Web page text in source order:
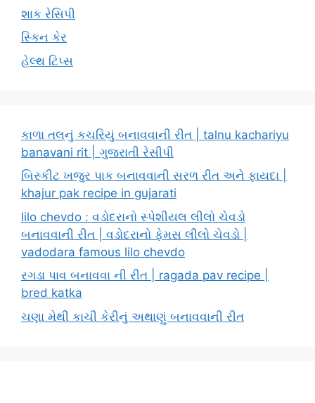
શાક રેસિપી
સ્કિન કેર
હેલ્થ ટિપ્સ
કાળા તલનું કચરિયું બનાવવાની રીત | talnu kachariyu
banavani rit | ગુજરાતી રેસીપી
બિસ્કીટ ખજુર પાક બનાવવાની સરળ રીત અને ફાયદા |
khajur pak recipe in gujarati
lilo chevdo : વડોદરાનો સ્પેશીયલ લીલો ચેવડો
બનાવવાની રીત | વડોદરાનો ફેમસ લીલો ચેવડો |
vadodara famous lilo chevdo
રગડા પાવ બનાવવા ની રીત | ragada pav recipe |
bred katka
ચણા મેથી કાચી કેરીનું અથાણું બનાવવાની રીત